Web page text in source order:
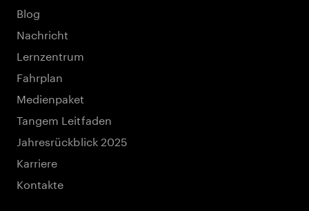
Blog
Nachricht
Lernzentrum
Fahrplan
Medienpaket
Tangem Leitfaden
Jahresrückblick 2025
Karriere
Kontakte